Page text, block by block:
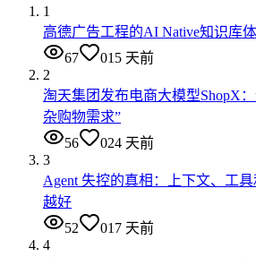
1
高德广告工程的AI Native知识库
67
015 天前
2
淘天集团发布电商大模型ShopX
杂购物需求”
56
024 天前
3
Agent 失控的真相：上下文、工
越好
52
017 天前
4